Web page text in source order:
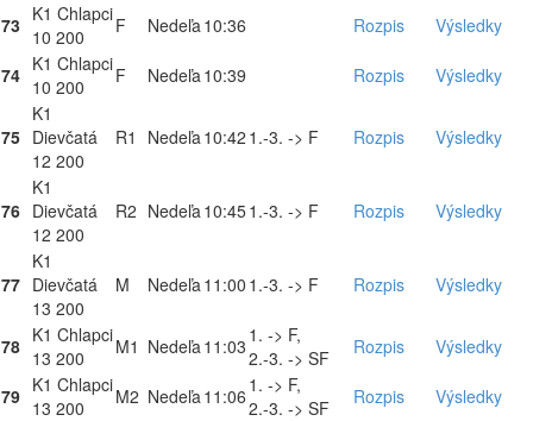
73 K1 Chlapci
10 200
F Nedeľa10:36 Rozpis Výsledky
74 K1 Chlapci
10 200
F Nedeľa10:39 Rozpis Výsledky
75
K1
Dievčatá
12 200
R1 Nedeľa10:42 1.-3. -> F Rozpis Výsledky
76
K1
Dievčatá
12 200
R2 Nedeľa10:451.-3. -> F Rozpis Výsledky
77
K1
Dievčatá
13 200
M Nedeľa11:00 1.-3. -> F Rozpis Výsledky
78 K1 Chlapci
13 200
M1 Nedeľa11:03 1. -> F,
2.-3. -> SF
Rozpis Výsledky
79 K1 Chlapci
13 200
M2 Nedeľa11:06 1. -> F,
2.-3. -> SF
Rozpis Výsledky